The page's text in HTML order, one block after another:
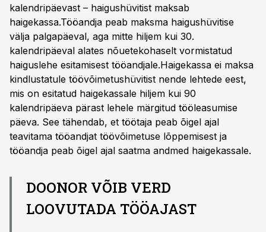
kalendripäevast – haigushüvitist maksab
haigekassa.Tööandja peab maksma haigushüvitise
välja palgapäeval, aga mitte hiljem kui 30.
kalendripäeval alates nõuetekohaselt vormistatud
haiguslehe esitamisest tööandjale.Haigekassa ei maksa
kindlustatule töövõimetushüvitist nende lehtede eest,
mis on esitatud haigekassale hiljem kui 90
kalendripäeva pärast lehele märgitud tööleasumise
päeva. See tähendab, et töötaja peab õigel ajal
teavitama tööandjat töövõimetuse lõppemisest ja
tööandja peab õigel ajal saatma andmed haigekassale.
DOONOR VÕIB VERD
LOOVUTADA TÖÖAJAST